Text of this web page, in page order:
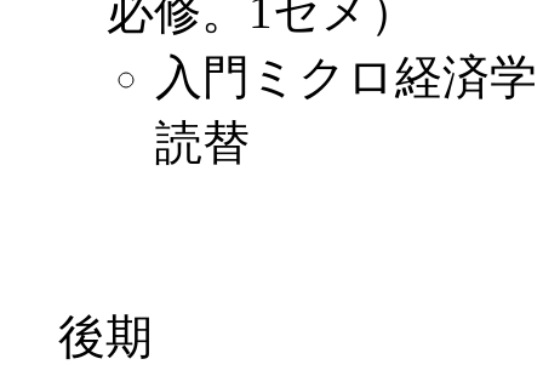
必修。1セメ）
入門ミクロ経済
読替
後期